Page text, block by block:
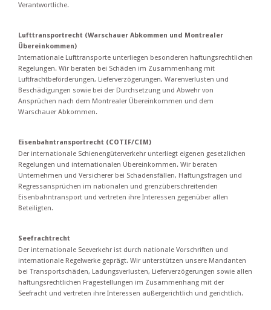
Verantwortliche.
Lufttransportrecht (Warschauer Abkommen und Montrealer
Übereinkommen)
Internationale Lufttransporte unterliegen besonderen haftungsrechtlichen
Regelungen. Wir beraten bei Schäden im Zusammenhang mit
Luftfrachtbeförderungen, Lieferverzögerungen, Warenverlusten und
Beschädigungen sowie bei der Durchsetzung und Abwehr von
Ansprüchen nach dem Montrealer Übereinkommen und dem
Warschauer Abkommen.
Eisenbahntransportrecht (COTIF/CIM)
Der internationale Schienengüterverkehr unterliegt eigenen gesetzlichen
Regelungen und internationalen Übereinkommen. Wir beraten
Unternehmen und Versicherer bei Schadensfällen, Haftungsfragen und
Regressansprüchen im nationalen und grenzüberschreitenden
Eisenbahntransport und vertreten ihre Interessen gegenüber allen
Beteiligten.
Seefrachtrecht
Der internationale Seeverkehr ist durch nationale Vorschriften und
internationale Regelwerke geprägt. Wir unterstützen unsere Mandanten
bei Transportschäden, Ladungsverlusten, Lieferverzögerungen sowie allen
haftungsrechtlichen Fragestellungen im Zusammenhang mit der
Seefracht und vertreten ihre Interessen außergerichtlich und gerichtlich.